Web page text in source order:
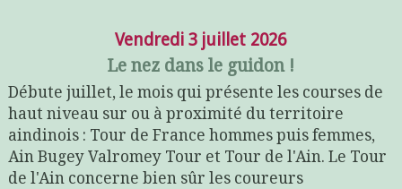
Vendredi 3 juillet 2026
Le nez dans le guidon !
Débute juillet, le mois qui présente les courses de
haut niveau sur ou à proximité du territoire
aindinois : Tour de France hommes puis femmes,
Ain Bugey Valromey Tour et Tour de l'Ain. Le Tour
de l'Ain concerne bien sûr les coureurs